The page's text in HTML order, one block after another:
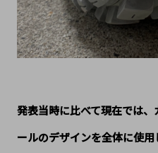
発表当時に比べて現在では
ールのデザインを全体に使